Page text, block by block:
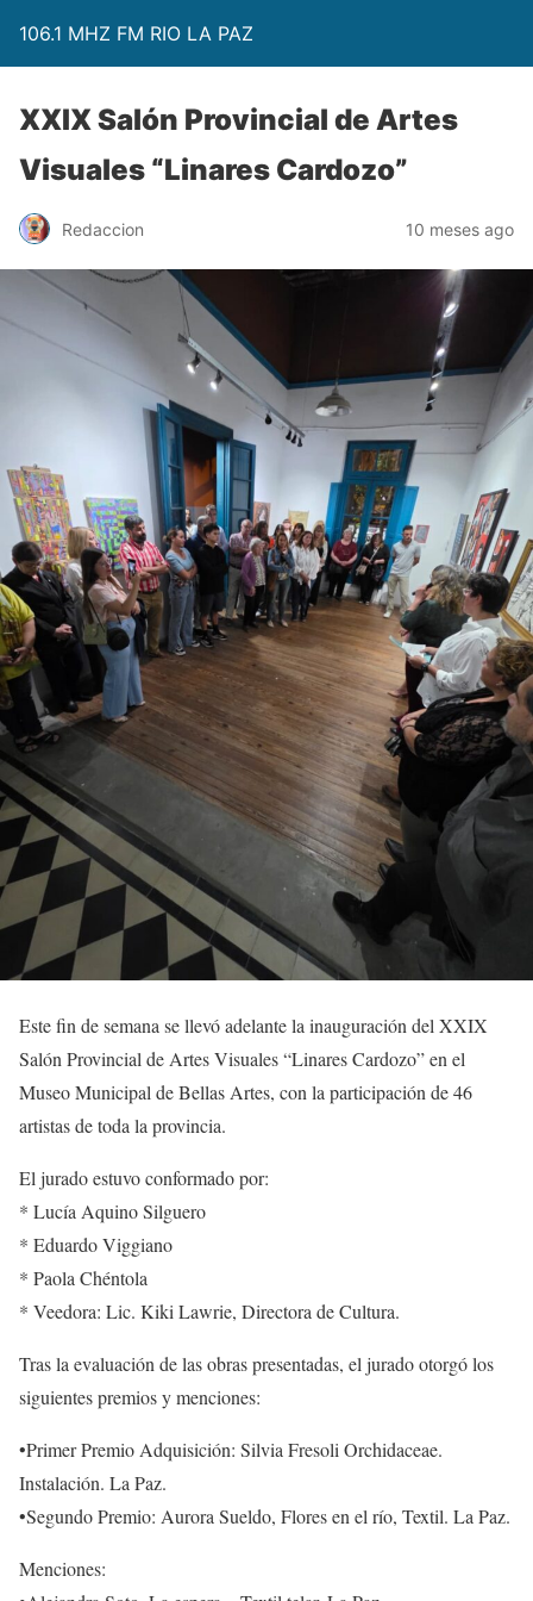
106.1 MHZ FM RIO LA PAZ
XXIX Salón Provincial de Artes
Visuales “Linares Cardozo”
Redaccion 10 meses ago
Este fin de semana se llevó adelante la inauguración del XXIX
Salón Provincial de Artes Visuales “Linares Cardozo” en el
Museo Municipal de Bellas Artes, con la participación de 46
artistas de toda la provincia.
El jurado estuvo conformado por:
* Lucía Aquino Silguero
* Eduardo Viggiano
* Paola Chéntola
* Veedora: Lic. Kiki Lawrie, Directora de Cultura.
Tras la evaluación de las obras presentadas, el jurado otorgó los
siguientes premios y menciones:
•Primer Premio Adquisición: Silvia Fresoli Orchidaceae.
Instalación. La Paz.
•Segundo Premio: Aurora Sueldo, Flores en el río, Textil. La Paz.
Menciones: